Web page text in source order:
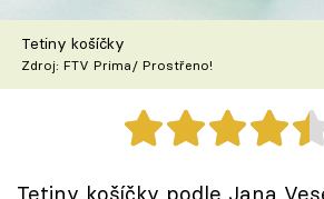
Škola vaření
Recepty z TV
Speciál: Cuketa
Těhotnej kuchař
Tetiny košíčky
Zdroj: FTV Prima/ Prostřeno!
Tetiny košíčky podle Jana